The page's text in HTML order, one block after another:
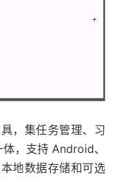
，集任务管理、习
，支持 Android、
地数据存储和可选